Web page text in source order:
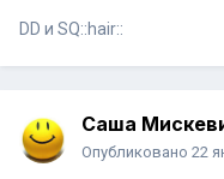
DD и SQ::hair::
Саша
Опубликовано 22